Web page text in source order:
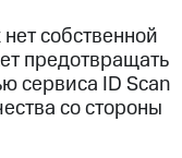
собственной
предотвращать
сервиса ID Scan
со стороны